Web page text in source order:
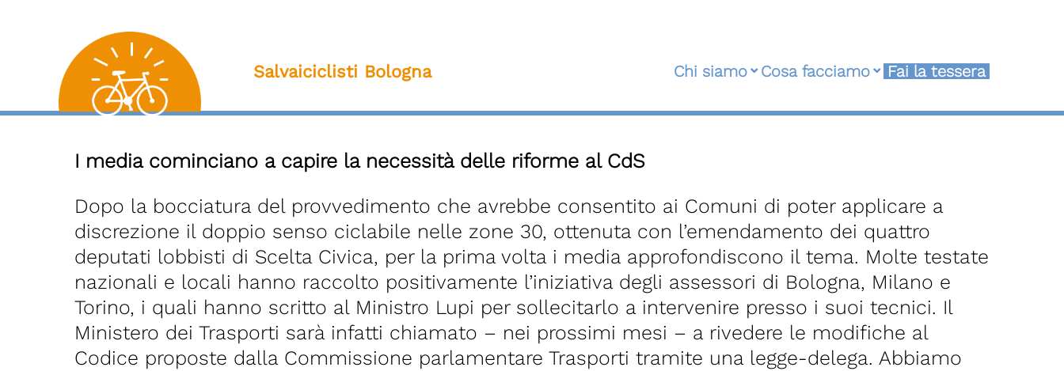
Chi siamo Cosa facciamo Fai la tessera
Salvaiciclisti Bologna
I media cominciano a capire la necessità delle riforme al CdS
Dopo la bocciatura del provvedimento che avrebbe consentito ai Comuni di poter applicare a
discrezione il doppio senso ciclabile nelle zone 30, ottenuta con l’emendamento dei quattro
deputati lobbisti di Scelta Civica, per la prima volta i media approfondiscono il tema. Molte testate
nazionali e locali hanno raccolto positivamente l’iniziativa degli assessori di Bologna, Milano e
Torino, i quali hanno scritto al Ministro Lupi per sollecitarlo a intervenire presso i suoi tecnici. Il
Ministero dei Trasporti sarà infatti chiamato – nei prossimi mesi – a rivedere le modifiche al
Codice proposte dalla Commissione parlamentare Trasporti tramite una legge-delega. Abbiamo